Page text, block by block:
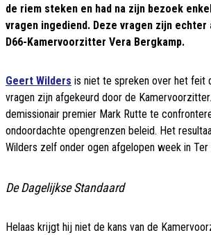
de riem steken en had na zijn bezoek
vragen ingediend. Deze vragen zijn
D66-Kamervoorzitter Vera Bergkamp.
Geert Wilders is niet te spreken over het feit
vragen zijn afgekeurd door de
demissionair premier Mark Rutte te
ondoordachte opengrenzen beleid. Het
Wilders zelf onder ogen afgelopen week in Ter
De Dagelijkse Standaard
Helaas krijgt hij niet de kans van de